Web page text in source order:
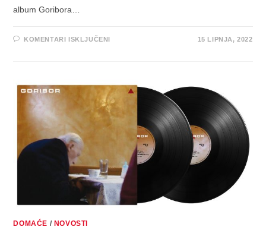
album Goribora…
KOMENTARI ISKLJUČENI
DJELO
GORIBORA
PO
PRVI
PUTA
DOSTUPNO
DVOSTRUKOM
VINILU
15 LIPNJA, 2022
DOMAĆE / NOVOSTI